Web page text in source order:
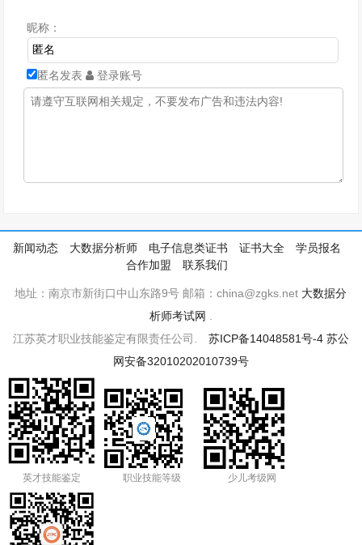
昵称：
匿名发表 登录账号
新闻动态 大数据分析师 电子信息类证书 证书大全
学员报名
合作加盟
联系我们
地址：南京市新街口中山东路9号 邮箱：china@zgks.net 大数据分
析师考试网
江苏英才职业技能鉴定有限责任公司. 苏ICP备14048581号-4 苏公
网安备32010202010739号
英才技能鉴定 职业技能等级 少儿考级网